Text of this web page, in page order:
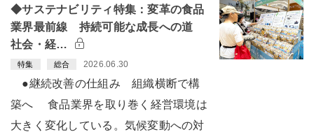
◆サステナビリティ特集：変革の食品
業界最前線 持続可能な成長への道
社会・経…
特集 総合 2026.06.30
●継続改善の仕組み 組織横断で構
築へ 食品業界を取り巻く経営環境は
大きく変化している。気候変動への対